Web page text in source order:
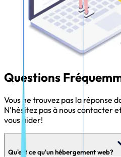
Questions
Vous ne trouvez pas la réponse
N'hésitez pas à nous contacter
vous aider!
Qu'est ce qu'un hébergement web?